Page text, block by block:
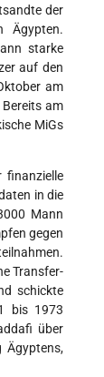
der
Ägypten.
starke
auf den
am
Bereits am
MiGs
finanzielle
in die
Mann
gegen
Transfer-
schickte
bis 1973
über
Ägyptens,